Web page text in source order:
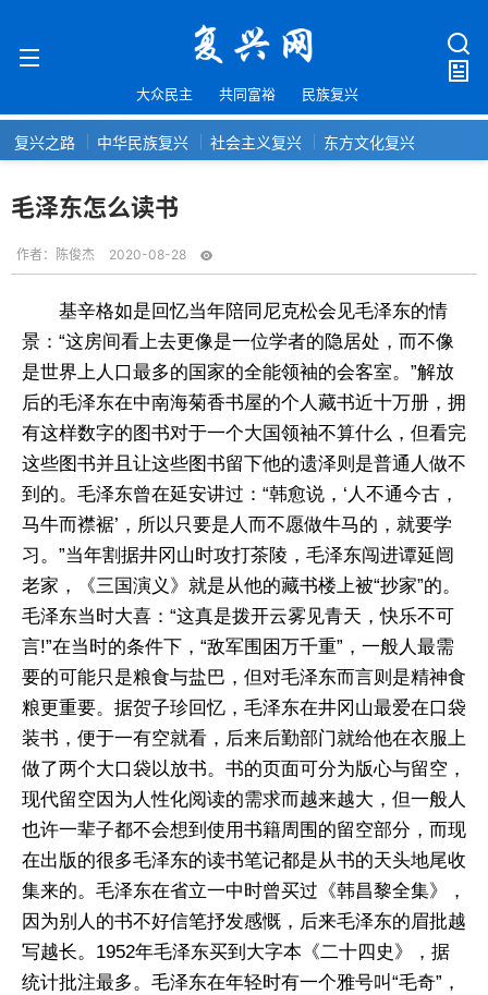
大众民主 共同富裕 民族复兴
复兴之路 中华民族复兴 社会主义复兴 东方文化复兴
毛泽东怎么读书
作者： 陈俊杰 2020-08-28
基辛格如是回忆当年陪同尼克松会见毛泽东的情
景：“这房间看上去更像是一位学者的隐居处，而不像
是世界上人口最多的国家的全能领袖的会客室。”解放
后的毛泽东在中南海菊香书屋的个人藏书近十万册，拥
有这样数字的图书对于一个大国领袖不算什么，但看完
这些图书并且让这些图书留下他的遗泽则是普通人做不
到的。毛泽东曾在延安讲过：“韩愈说，‘人不通今古，
马牛而襟裾’，所以只要是人而不愿做牛马的，就要学
习。”当年割据井冈山时攻打茶陵，毛泽东闯进谭延闿
老家，《三国演义》就是从他的藏书楼上被“抄家”的。
毛泽东当时大喜：“这真是拨开云雾见青天，快乐不可
言!”在当时的条件下，“敌军围困万千重”，一般人最需
要的可能只是粮食与盐巴，但对毛泽东而言则是精神食
粮更重要。据贺子珍回忆，毛泽东在井冈山最爱在口袋
装书，便于一有空就看，后来后勤部门就给他在衣服上
做了两个大口袋以放书。书的页面可分为版心与留空，
现代留空因为人性化阅读的需求而越来越大，但一般人
也许一辈子都不会想到使用书籍周围的留空部分，而现
在出版的很多毛泽东的读书笔记都是从书的天头地尾收
集来的。毛泽东在省立一中时曾买过《韩昌黎全集》，
因为别人的书不好信笔抒发感慨，后来毛泽东的眉批越
写越长。1952年毛泽东买到大字本《二十四史》，据
统计批注最多。毛泽东在年轻时有一个雅号叫“毛奇”，